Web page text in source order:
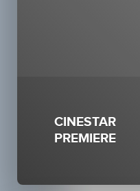
CINESTAR
PREMIERE